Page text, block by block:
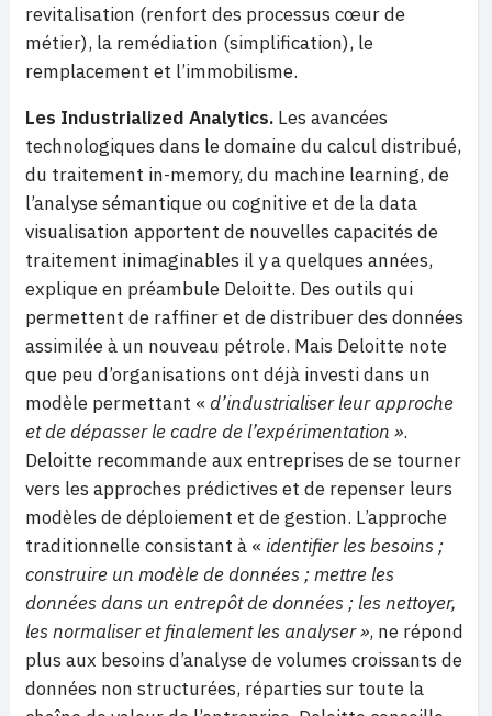
revitalisation (renfort des processus cœur de
métier), la remédiation (simplification), le
remplacement et l’immobilisme.
Les Industrialized Analytics. Les avancées
technologiques dans le domaine du calcul distribué,
du traitement in-memory, du machine learning, de
l’analyse sémantique ou cognitive et de la data
visualisation apportent de nouvelles capacités de
traitement inimaginables il y a quelques années,
explique en préambule Deloitte. Des outils qui
permettent de raffiner et de distribuer des données
assimilée à un nouveau pétrole. Mais Deloitte note
que peu d’organisations ont déjà investi dans un
modèle permettant « d’industrialiser leur approche
et de dépasser le cadre de l’expérimentation ».
Deloitte recommande aux entreprises de se tourner
vers les approches prédictives et de repenser leurs
modèles de déploiement et de gestion. L’approche
traditionnelle consistant à « identifier les besoins ;
construire un modèle de données ; mettre les
données dans un entrepôt de données ; les nettoyer,
les normaliser et finalement les analyser », ne répond
plus aux besoins d’analyse de volumes croissants de
données non structurées, réparties sur toute la